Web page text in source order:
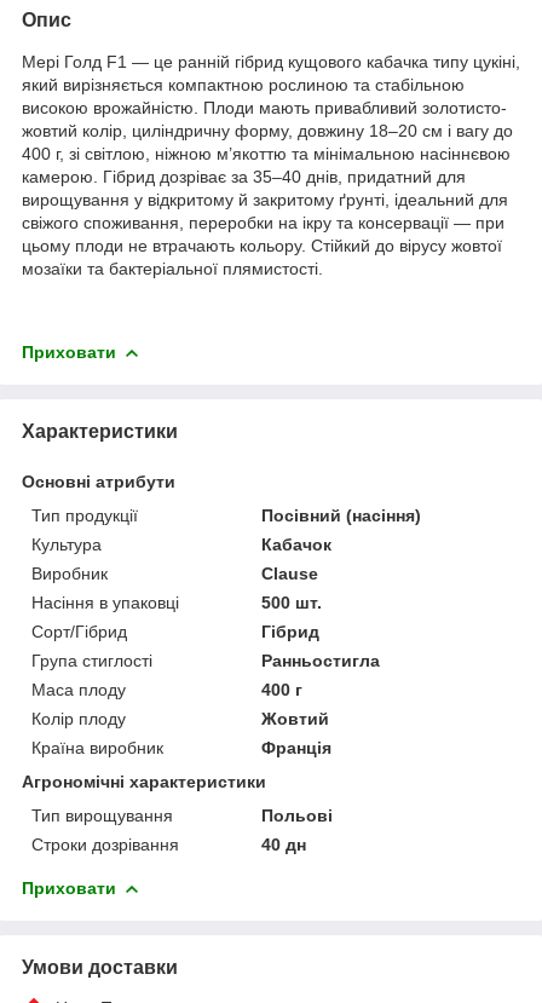
Опис
Мері Голд F1 — це ранній гібрид кущового кабачка типу цукіні,
який вирізняється компактною рослиною та стабільною
високою врожайністю. Плоди мають привабливий золотисто-
жовтий колір, циліндричну форму, довжину 18–20 см і вагу до
400 г, зі світлою, ніжною м’якоттю та мінімальною насіннєвою
камерою. Гібрид дозріває за 35–40 днів, придатний для
вирощування у відкритому й закритому ґрунті, ідеальний для
свіжого споживання, переробки на ікру та консервації — при
цьому плоди не втрачають кольору. Стійкий до вірусу жовтої
мозаїки та бактеріальної плямистості.
Приховати
Характеристики
Основні атрибути
Тип продукції
Посівний (насіння)
Культура
Кабачок
Виробник
Clause
Насіння в упаковці
500 шт.
Сорт/Гібрид
Гібрид
Група стиглості
Ранньостигла
Маса плоду
400 г
Колір плоду
Жовтий
Країна виробник
Франція
Агрономічні характеристики
Тип вирощування
Польові
Строки дозрівання
40 дн
Приховати
Умови доставки